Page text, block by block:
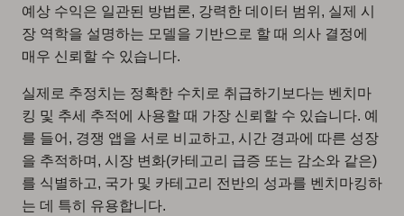
예상 수익은 일관된 방법론, 강력한 데이터 범위, 실제 시
장 역학을 설명하는 모델을 기반으로 할 때 의사 결정에
매우 신뢰할 수 있습니다.
실제로 추정치는 정확한 수치로 취급하기보다는 벤치마
킹 및 추세 추적에 사용할 때 가장 신뢰할 수 있습니다. 예
를 들어, 경쟁 앱을 서로 비교하고, 시간 경과에 따른 성장
을 추적하며, 시장 변화(카테고리 급증 또는 감소와 같은)
를 식별하고, 국가 및 카테고리 전반의 성과를 벤치마킹하
는 데 특히 유용합니다.